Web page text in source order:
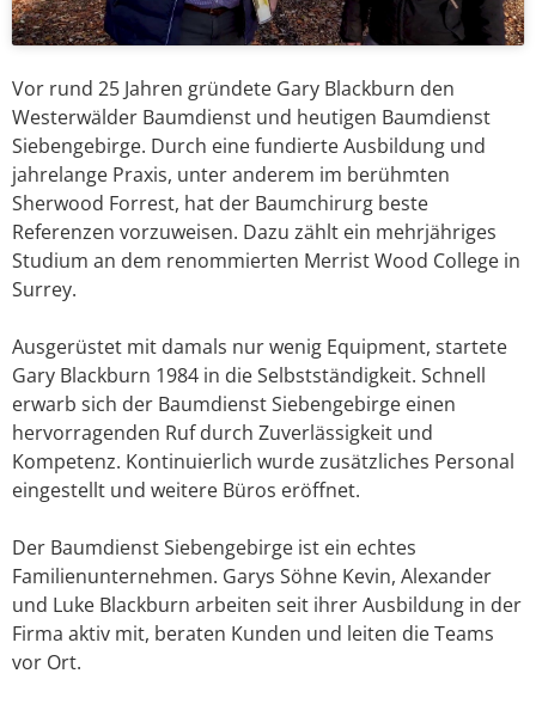
Vor rund 25 Jahren gründete Gary Blackburn den
Westerwälder Baumdienst und heutigen Baumdienst
Siebengebirge. Durch eine fundierte Ausbildung und
jahrelange Praxis, unter anderem im berühmten
Sherwood Forrest, hat der Baumchirurg beste
Referenzen vorzuweisen. Dazu zählt ein mehrjähriges
Studium an dem renommierten Merrist Wood College in
Surrey.
Ausgerüstet mit damals nur wenig Equipment, startete
Gary Blackburn 1984 in die Selbstständigkeit. Schnell
erwarb sich der Baumdienst Siebengebirge einen
hervorragenden Ruf durch Zuverlässigkeit und
Kompetenz. Kontinuierlich wurde zusätzliches Personal
eingestellt und weitere Büros eröffnet.
Der Baumdienst Siebengebirge ist ein echtes
Familienunternehmen. Garys Söhne Kevin, Alexander
und Luke Blackburn arbeiten seit ihrer Ausbildung in der
Firma aktiv mit, beraten Kunden und leiten die Teams
vor Ort.